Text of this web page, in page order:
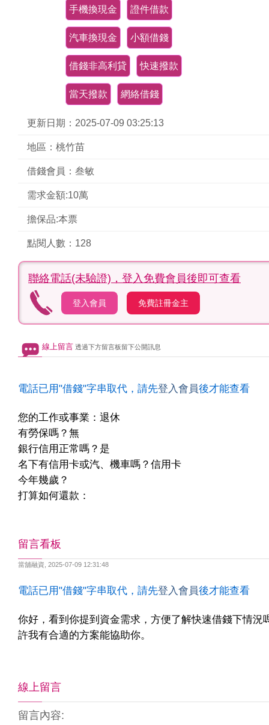
手機換現金 證件借款
汽車換現金 小額借錢
借錢非高利貸 快速撥款
當天撥款 網絡借錢
更新日期：2025-07-09 03:25:13
地區：桃竹苗
借錢會員：叁敏
需求金額:10萬
擔保品:本票
點閱人數：128
聯絡電話(未驗證)， 登入免費會員後即可查看
登入會員 免費註冊金主
線上留言 透過下方留言板留下公開訊息
電話已用"借錢"字串取代，請先登入會員後才能查看
您的工作或事業：退休
有勞保嗎？無
銀行信用正常嗎？是
名下有信用卡或汽、機車嗎？信用卡
今年幾歲？
打算如何還款：
留言看板
當舖融資 2025-07-09 12:31:48
電話已用"借錢"字串取代，請先登入會員後才能查看
你好，看到你提到資金需求，方便了解快速借錢下情況
許我有合適的方案能協助你。
線上留言
留言內容: